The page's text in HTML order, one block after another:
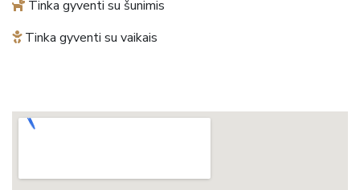
Tinka gyventi su šunimis
Tinka gyventi su vaikais